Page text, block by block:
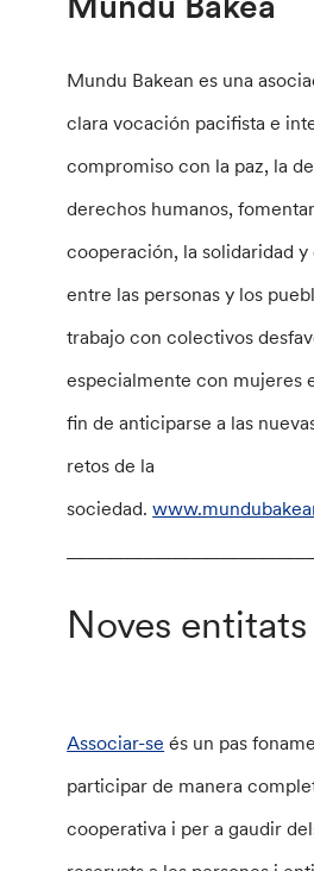
Mundu Bakean es una
clara vocación pacifista e
compromiso con la paz, la
derechos humanos,
cooperación, la solidaridad
entre las personas y los
trabajo con colectivos
especialmente con mujeres
fin de anticiparse a las
retos de la
sociedad.
Noves
Associar-se és un pas
participar de manera
cooperativa i per a gaudir